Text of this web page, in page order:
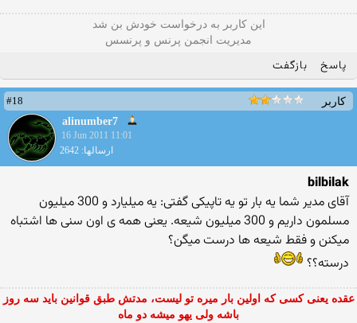
این كاربر به درخواست خودش بن شد
مدیریت انجمن پرنس و پرنسس
پاسخ بازگفت
کاربر
#18
alinumber7
16 Jun 2011 11:01
ارسالها: 2642
bilbilak
آقای مدیر شما یه بار تو یه تاپیكی گفتی: یه میلیارد و 300 میلیون
مسلمون داریم و 300 میلیون شیعه. یعنی همه ی اون سنی ها اشتباه
میكنن و فقط شیعه ها درست میگن؟
درسته؟؟
عقده یعنی کسی که اولین بار میره تو لیست، مدتش طبق قوانین باید سه روز
باشه ولی یهو میشه دو ماه